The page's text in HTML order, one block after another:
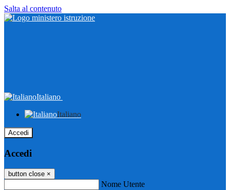
Salta al contenuto
Italiano
Italiano
Accedi
Accedi
button close ×
Nome Utente